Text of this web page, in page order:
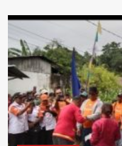
Pawai
Kontingen
Pesparani
Merupakan
Kebersamaan
Umat
Katolik